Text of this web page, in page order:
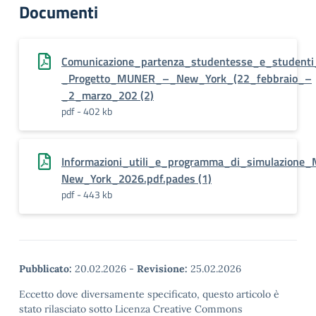
Documenti
_Progetto_MUNER_–_New_York_(22_febbraio_–
_2_marzo_202 (2)
pdf - 402 kb
New_York_2026.pdf.pades (1)
pdf - 443 kb
Pubblicato: 20.02.2026 - Revisione: 25.02.2026
Eccetto dove diversamente specificato, questo articolo è
stato rilasciato sotto Licenza Creative Commons